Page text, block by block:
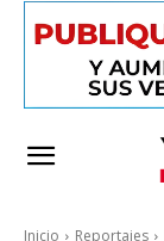
Inicio Reportajes